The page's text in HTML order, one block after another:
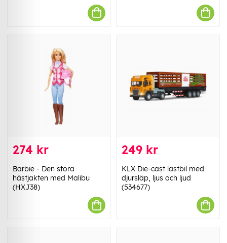
274 kr
Barbie - Den stora
hästjakten med Malibu
(HXJ38)
249 kr
KLX Die-cast lastbil med
djursläp, ljus och ljud
(534677)